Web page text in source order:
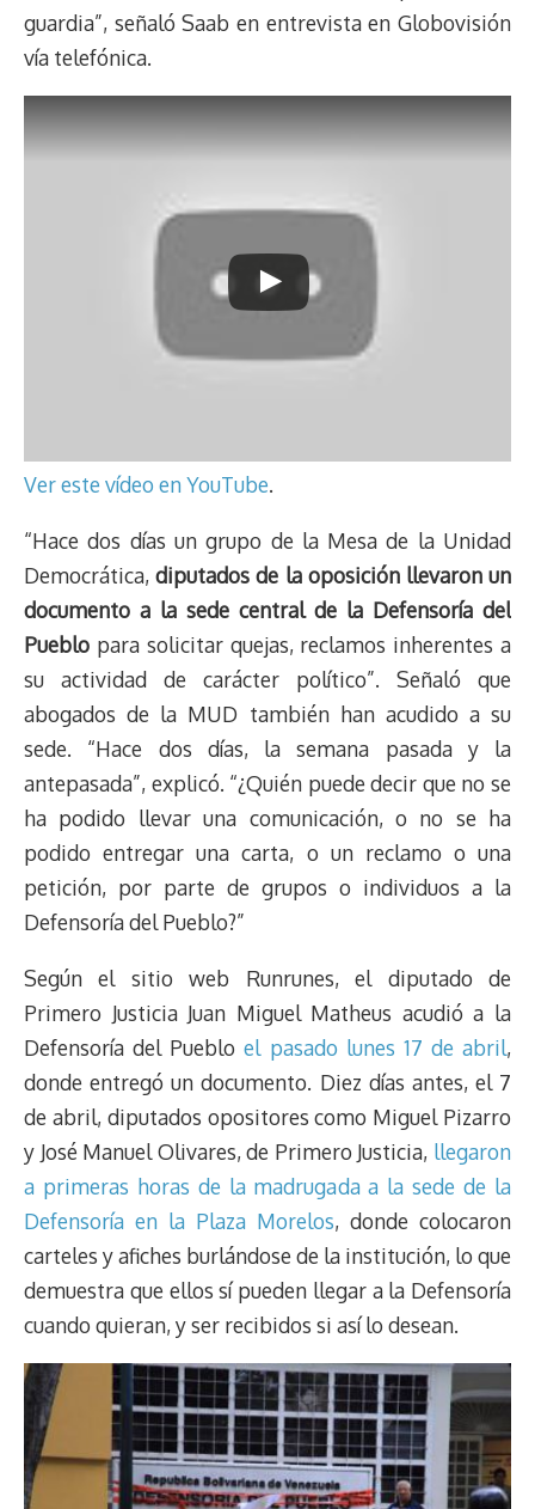
guardia”, señaló Saab en entrevista en Globovisión
vía telefónica.
Ver este vídeo en YouTube.
“Hace dos días un grupo de la Mesa de la Unidad
Democrática, diputados de la oposición llevaron un
documento a la sede central de la Defensoría del
Pueblo para solicitar quejas, reclamos inherentes a
su actividad de carácter político”. Señaló que
abogados de la MUD también han acudido a su
sede. “Hace dos días, la semana pasada y la
antepasada”, explicó. “¿Quién puede decir que no se
ha podido llevar una comunicación, o no se ha
podido entregar una carta, o un reclamo o una
petición, por parte de grupos o individuos a la
Defensoría del Pueblo?”
Según el sitio web Runrunes, el diputado de
Primero Justicia Juan Miguel Matheus acudió a la
Defensoría del Puebloel pasado lunes 17 de abril,
donde entregó un documento. Diez días antes, el 7
de abril, diputados opositores como Miguel Pizarro
y José Manuel Olivares, de Primero Justicia, llegaron
a primeras horas de la madrugada a la sede de la
Defensoría en la Plaza Morelos, donde colocaron
carteles y afiches burlándose de la institución, lo que
demuestra que ellos sí pueden llegar a la Defensoría
cuando quieran, y ser recibidos si así lo desean.